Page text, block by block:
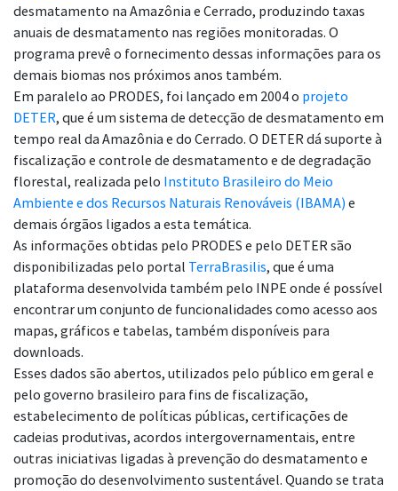
desmatamento na Amazônia e Cerrado, produzindo taxas
anuais de desmatamento nas regiões monitoradas. O
programa prevê o fornecimento dessas informações para os
demais biomas nos próximos anos também.
Em paralelo ao PRODES, foi lançado em 2004 o projeto
DETER, que é um sistema de detecção de desmatamento em
tempo real da Amazônia e do Cerrado. O DETER dá suporte à
fiscalização e controle de desmatamento e de degradação
florestal, realizada pelo Instituto Brasileiro do Meio
Ambiente e dos Recursos Naturais Renováveis (IBAMA) e
demais órgãos ligados a esta temática.
As informações obtidas pelo PRODES e pelo DETER são
disponibilizadas pelo portal TerraBrasilis, que é uma
plataforma desenvolvida também pelo INPE onde é possível
encontrar um conjunto de funcionalidades como acesso aos
mapas, gráficos e tabelas, também disponíveis para
downloads.
Esses dados são abertos, utilizados pelo público em geral e
pelo governo brasileiro para fins de fiscalização,
estabelecimento de políticas públicas, certificações de
cadeias produtivas, acordos intergovernamentais, entre
outras iniciativas ligadas à prevenção do desmatamento e
promoção do desenvolvimento sustentável. Quando se trata